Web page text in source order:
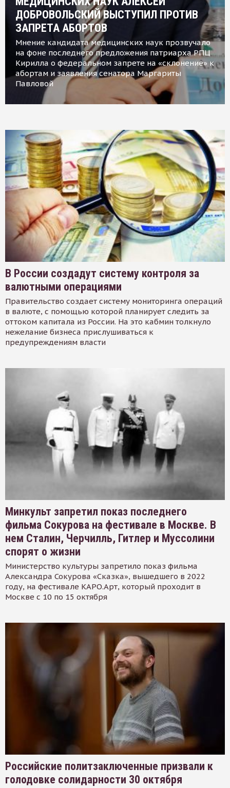
ДОБРОВОЛЬСКИЙ ВЫСТУПИЛ ПРОТИВ
ЗАПРЕТА АБОРТОВ
Мнение кандидата медицинских наук прозвучало
на фоне последнего предложения патриарха РПЦ
Кирилла о федеральном запрете на «склонение» к
абортам и заявления сенатора Маргариты
Павловой
В России создадут систему контроля за
валютными операциями
Правительство создает систему мониторинга операций
в валюте, с помощью которой планирует следить за
оттоком капитала из России. На это кабмин толкнуло
нежелание бизнеса прислушиваться к
предупреждениям власти
Минкульт запретил показ последнего
фильма Сокурова на фестивале в Москве. В
нем Сталин, Черчилль, Гитлер и Муссолини
спорят о жизни
Министерство культуры запретило показ фильма
Александра Сокурова «Сказка», вышедшего в 2022
году, на фестивале КАРО.Арт, который проходит в
Москве с 10 по 15 октября
Российские политзаключенные призвали к
голодовке солидарности 30 октября